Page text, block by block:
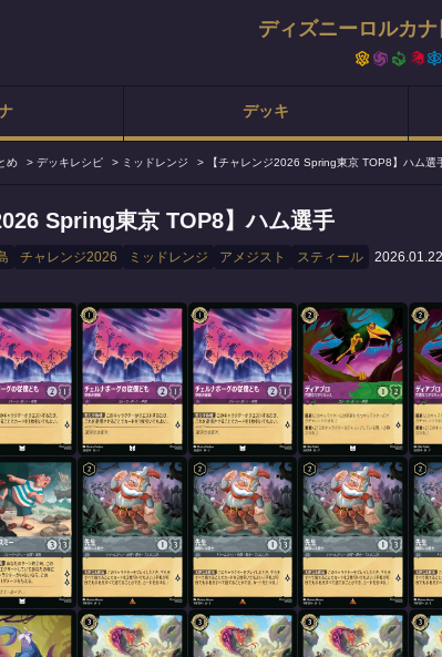
ディズニーロルカ
デッキ
め > デッキレシピ > ミッドレンジ > 【チャレンジ2026 Spring東京 TOP8】ハム選
Spring東京 TOP8】ハム選手
チャレンジ2026 ミッドレンジ アメジスト スティール